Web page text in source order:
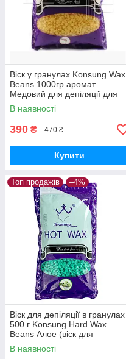
Віск у гранулах Konsung Wax
Beans 1000гр аромат
Медовий для депіляції для
воскоплаву плівковий віск 1 кг
гранули
В наявності
390 ₴ 470 ₴
Купити
Топ продажів –4%
Віск для депіляції в гранулах
500 г Konsung Hard Wax
Beans Алое (віск для
банкового воскоплава)
плівковий віск
В наявності